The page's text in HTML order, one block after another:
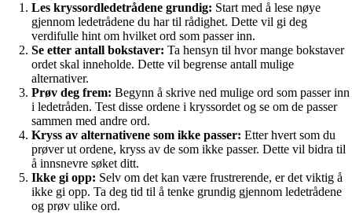
Les kryssordledetrådene grundig: Start med å lese nøye
gjennom ledetrådene du har til rådighet. Dette vil gi deg
verdifulle hint om hvilket ord som passer inn.
Se etter antall bokstaver: Ta hensyn til hvor mange bokstaver
ordet skal inneholde. Dette vil begrense antall mulige
alternativer.
Prøv deg frem: Begynn å skrive ned mulige ord som passer inn
i ledetråden. Test disse ordene i kryssordet og se om de passer
sammen med andre ord.
Kryss av alternativene som ikke passer: Etter hvert som du
prøver ut ordene, kryss av de som ikke passer. Dette vil bidra til
å innsnevre søket ditt.
Ikke gi opp: Selv om det kan være frustrerende, er det viktig å
ikke gi opp. Ta deg tid til å tenke grundig gjennom ledetrådene
og prøv ulike ord.